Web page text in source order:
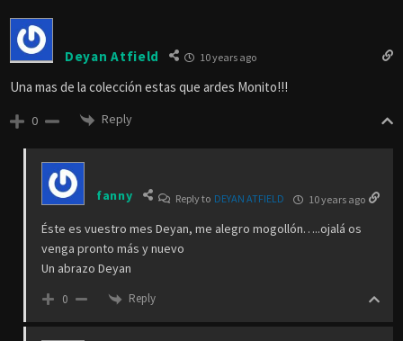
Deyan Atfield 10 years ago
Una mas de la colección estas que ardes Monito!!!
0 Reply
fanny Reply to DEYAN ATFIELD 10 years ago
Éste es vuestro mes Deyan, me alegro mogollón…..ojalá os
venga pronto más y nuevo
Un abrazo Deyan
0 Reply